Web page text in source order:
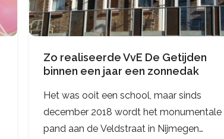
Zo realiseerde VvE De Getijden
binnen een jaar een zonnedak
Het was ooit een school, maar sinds
december 2018 wordt het monumentale
pand aan de Veldstraat in Nijmegen